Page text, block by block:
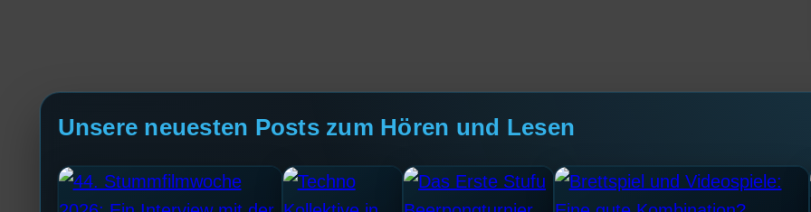
Unsere neuesten Posts zum Hören und Lesen